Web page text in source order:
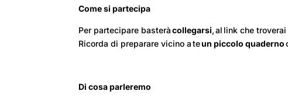
Come si partecipa
Per partecipare basteràcollegarsi, al link che
Ricorda di preparare vicino a teun piccolo quaderno
Di cosa parleremo